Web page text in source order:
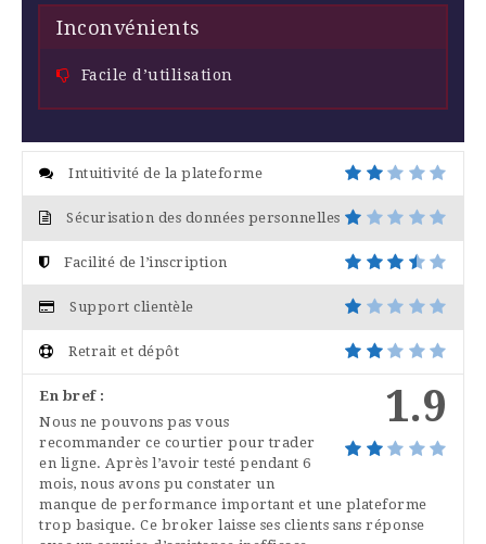
Inconvénients
Facile d’utilisation
Intuitivité de la plateforme
Sécurisation des données personnelles
Facilité de l’inscription
Support clientèle
Retrait et dépôt
1.9
En bref :
Nous ne pouvons pas vous
recommander ce courtier pour trader
en ligne. Après l’avoir testé pendant 6
mois, nous avons pu constater un
manque de performance important et une plateforme
trop basique. Ce broker laisse ses clients sans réponse